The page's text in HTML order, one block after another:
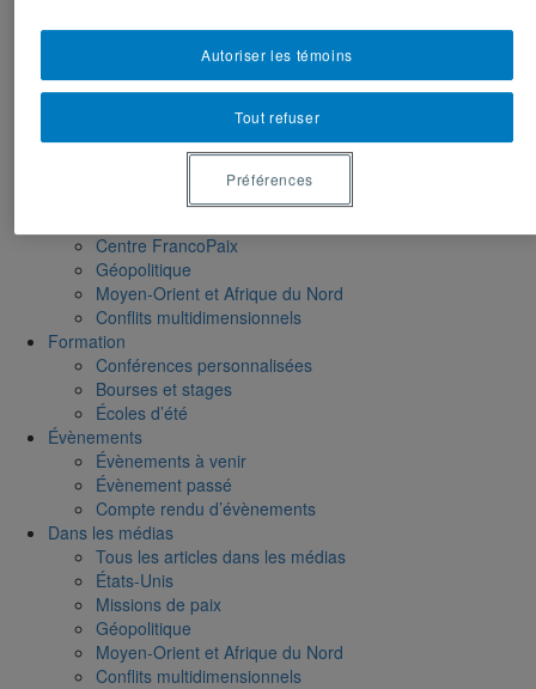
Tou-te-s les chercheur-e-s
Centre FrancoPaix
Moyen-Orient et Afrique du Nord
Conflits multidimensionnels
Toutes les publications
Centre FrancoPaix
Géopolitique
Moyen-Orient et Afrique du Nord
Conflits multidimensionnels
Formation
Conférences personnalisées
Bourses et stages
Écoles d’été
Évènements
Évènements à venir
Évènement passé
Compte rendu d’évènements
Dans les médias
Tous les articles dans les médias
États-Unis
Missions de paix
Géopolitique
Moyen-Orient et Afrique du Nord
Conflits multidimensionnels
Tout refuser
Autoriser les témoins
Préférences